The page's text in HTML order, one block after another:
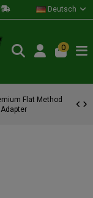
Deutsch
0
Flat Method